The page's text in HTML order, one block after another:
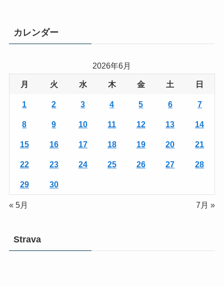
カレンダー
2026年6月
月 火 水 木 金 土 日
1 2 3 4 5 6 7
8 9 10 11 12 13 14
15 16 17 18 19 20 21
22 23 24 25 26 27 28
29 30
« 5月 7月 »
Strava